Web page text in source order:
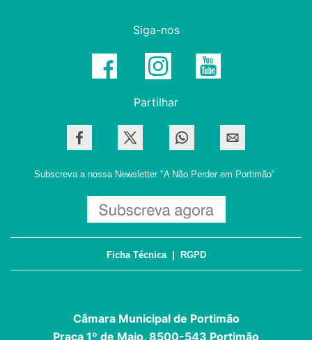
Siga-nos
Partilhar
Subscreva a nossa Newsletter "A Não Perder em Portimão"
Ficha Técnica| RGPD
Câmara Municipal de Portimão
Praça 1º de Maio, 8500-543 Portimão